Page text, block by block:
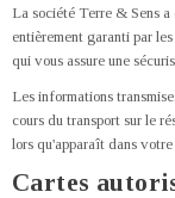
La société Terre & Sens a
entièrement garanti par
qui vous assure une
Les informations
cours du transport sur le
lors qu'apparaît dans
Cartes